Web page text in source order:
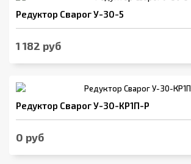
Редуктор Сварог У-30-5
1 182 руб
Редуктор Сварог У-30-КР1П-Р
0 руб